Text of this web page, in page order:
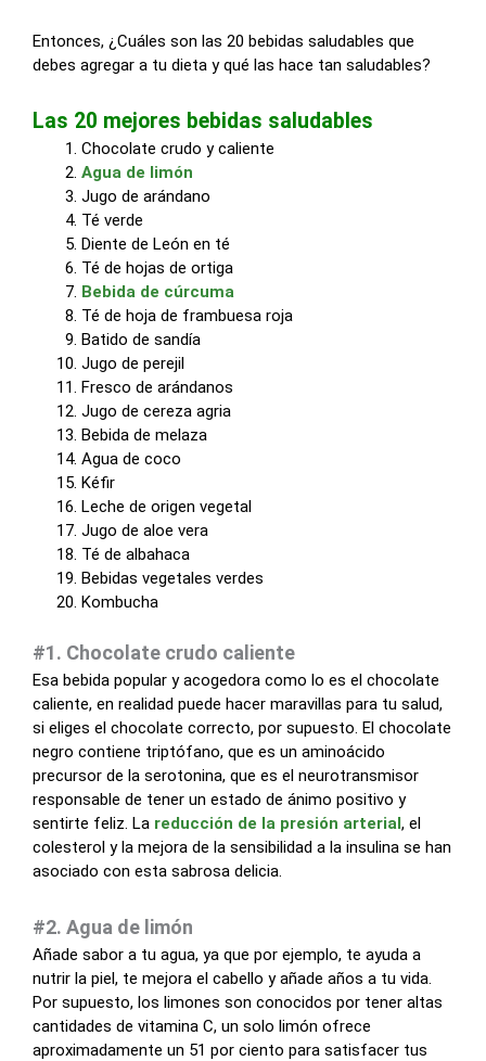
Entonces, ¿Cuáles son las 20 bebidas saludables que
debes agregar a tu dieta y qué las hace tan saludables?
Las 20 mejores bebidas saludables
Chocolate crudo y caliente
Agua de limón
Jugo de arándano
Té verde
Diente de León en té
Té de hojas de ortiga
Bebida de cúrcuma
Té de hoja de frambuesa roja
Batido de sandía
Jugo de perejil
Fresco de arándanos
Jugo de cereza agria
Bebida de melaza
Agua de coco
Kéfir
Leche de origen vegetal
Jugo de aloe vera
Té de albahaca
Bebidas vegetales verdes
Kombucha
#1. Chocolate crudo caliente
Esa bebida popular y acogedora como lo es el chocolate
caliente, en realidad puede hacer maravillas para tu salud,
si eliges el chocolate correcto, por supuesto. El chocolate
negro contiene triptófano, que es un aminoácido
precursor de la serotonina, que es el neurotransmisor
responsable de tener un estado de ánimo positivo y
sentirte feliz. La reducción de la presión arterial , el
colesterol y la mejora de la sensibilidad a la insulina se han
asociado con esta sabrosa delicia.
#2. Agua de limón
Añade sabor a tu agua, ya que por ejemplo, te ayuda a
nutrir la piel, te mejora el cabello y añade años a tu vida.
Por supuesto, los limones son conocidos por tener altas
cantidades de vitamina C, un solo limón ofrece
aproximadamente un 51 por ciento para satisfacer tus